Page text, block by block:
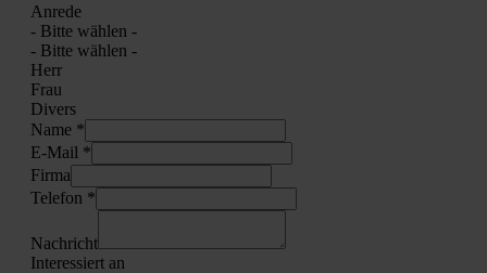
Anre­de
- Bit­te wäh­len -
- Bit­te wäh­len -
Herr
Frau
Divers
Name *
E‑Mail *
Fir­ma
Tele­fon *
Nach­richt
Inter­es­siert an